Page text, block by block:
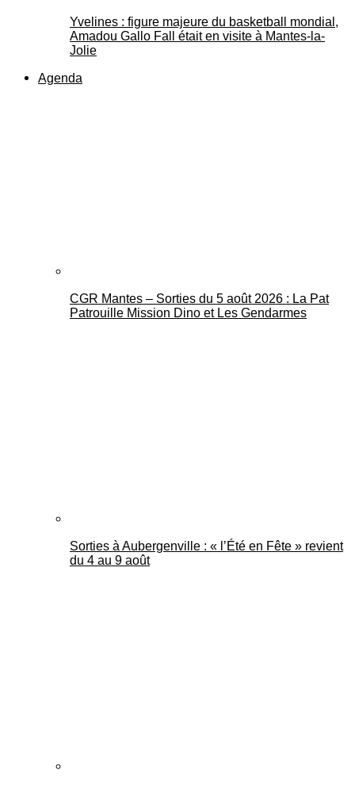
Yvelines : figure majeure du basketball mondial,
Amadou Gallo Fall était en visite à Mantes-la-
Jolie
Agenda
CGR Mantes – Sorties du 5 août 2026 : La Pat
Patrouille Mission Dino et Les Gendarmes
Sorties à Aubergenville : « l’Été en Fête » revient
du 4 au 9 août